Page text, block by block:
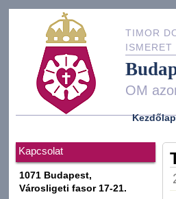
TIMOR
OM
Kezdőlap
Kapcsolat
1071 Budapest,
Városligeti fasor 17-21.